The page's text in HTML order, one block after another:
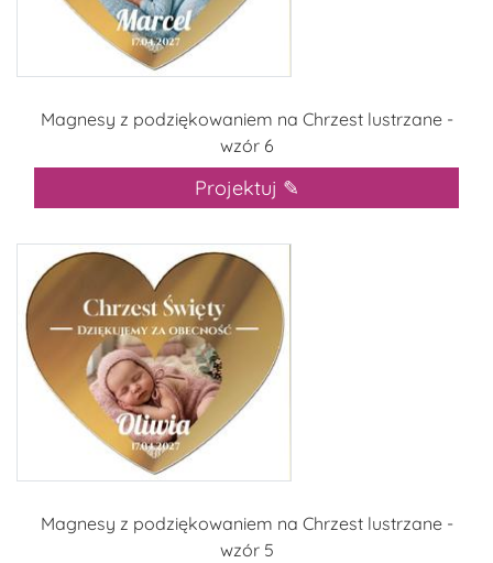
Magnesy z podziękowaniem na Chrzest lustrzane -
wzór 6
Projektuj ✎
Magnesy z podziękowaniem na Chrzest lustrzane -
wzór 5